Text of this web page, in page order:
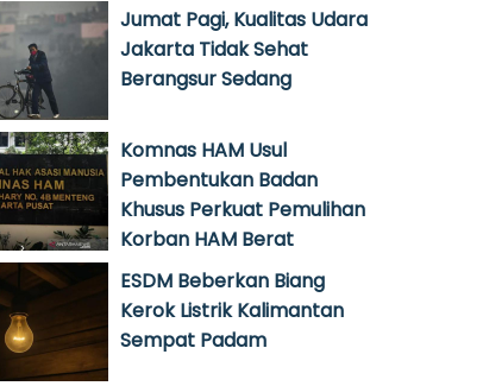
Jumat Pagi, Kualitas Udara
Jakarta Tidak Sehat
Berangsur Sedang
Komnas HAM Usul
Pembentukan Badan
Khusus Perkuat Pemulihan
Korban HAM Berat
ESDM Beberkan Biang
Kerok Listrik Kalimantan
Sempat Padam